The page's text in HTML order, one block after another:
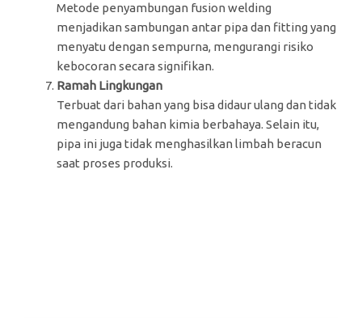
Metode penyambungan fusion welding
menjadikan sambungan antar pipa dan fitting yang
menyatu dengan sempurna, mengurangi risiko
kebocoran secara signifikan.
Ramah Lingkungan
Terbuat dari bahan yang bisa didaur ulang dan tidak
mengandung bahan kimia berbahaya. Selain itu,
pipa ini juga tidak menghasilkan limbah beracun
saat proses produksi.